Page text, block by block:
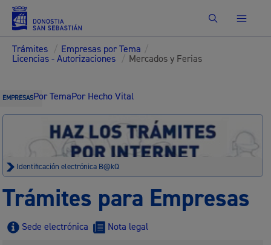
Buscar
Trámites / Empresas por Tema /
Licencias - Autorizaciones / Mercados y Ferias
EMPRESASPor TemaPor Hecho Vital
Identificación electrónica B@kQ
Trámites para Empresas
Sede electrónica Nota legal